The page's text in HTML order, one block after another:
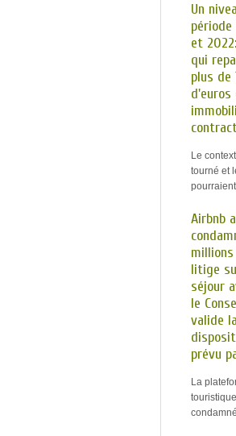
Un
et
qui
plus de
Le
tourné et
Airbnb
millions
litige
séjour
le
valide
prévu
La